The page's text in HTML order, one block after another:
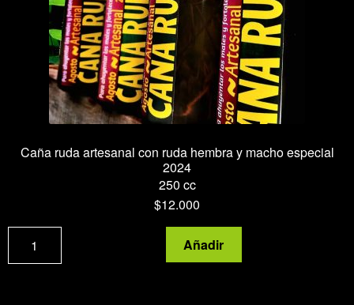
Caña ruda artesanal con ruda hembra y macho especial
2024
250 cc
$12.000
Caña
ruda
Añadir